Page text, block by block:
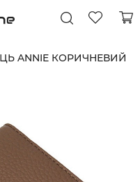
ANNIE КОРИЧНЕВИЙ